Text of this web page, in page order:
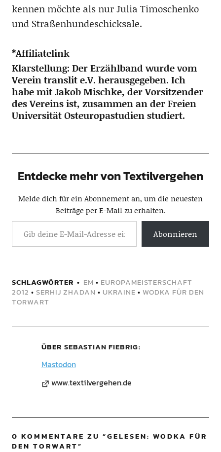
kennen möchte als nur Julia Timoschenko
und Straßenhundeschicksale.
*Affiliatelink
Klarstellung: Der Erzählband wurde vom
Verein translit e.V. herausgegeben. Ich
habe mit Jakob Mischke, der Vorsitzender
des Vereins ist, zusammen an der Freien
Universität Osteuropastudien studiert.
Entdecke mehr von Textilvergehen
Melde dich für ein Abonnement an, um die neuesten
Beiträge per E-Mail zu erhalten.
Abonnieren
SCHLAGWÖRTER EM • EUROPAMEISTERSCHAFT
2012 • SERHIJ ZHADAN • UKRAINE • WODKA FÜR DEN
TORWART
ÜBER SEBASTIAN FIEBRIG
Mastodon
www.textilvergehen.de
0 KOMMENTARE ZU “GELESEN: WODKA FÜR
DEN TORWART”